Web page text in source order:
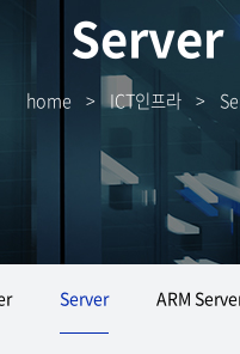
Server
home >ICT인프라>
Server ARM